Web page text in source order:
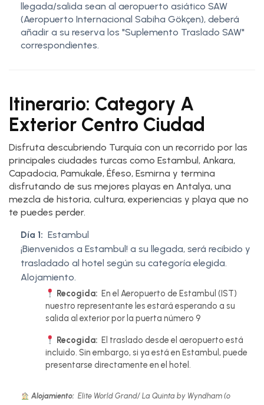
llegada/salida sean al aeropuerto asiático SAW
(Aeropuerto Internacional Sabiha Gökçen), deberá
añadir a su reserva los "Suplemento Traslado SAW"
correspondientes.
Itinerario: Category A
Exterior Centro Ciudad
Disfruta descubriendo Turquía con un recorrido por las
principales ciudades turcas como Estambul, Ankara,
Capadocia, Pamukale, Éfeso, Esmirna y termina
disfrutando de sus mejores playas en Antalya, una
mezcla de historia, cultura, experiencias y playa que no
te puedes perder.
Día 1: Estambul
¡Bienvenidos a Estambul! a su llegada, será recibido y
trasladado al hotel según su categoría elegida.
Alojamiento.
Recogida: En el Aeropuerto de Estambul (IST)
nuestro representante les estará esperando a su
salida al exterior por la puerta número 9
Recogida: El traslado desde el aeropuerto está
incluido. Sin embargo, si ya está en Estambul, puede
presentarse directamente en el hotel.
Alojamiento: Elite World Grand/ La Quinta by Wyndham (o